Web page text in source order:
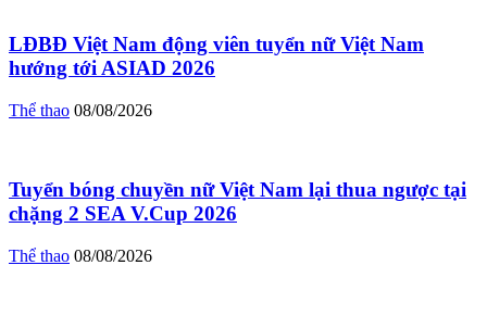
LĐBĐ Việt Nam động viên tuyển nữ Việt Nam
hướng tới ASIAD 2026
Thể thao 08/08/2026
Tuyển bóng chuyền nữ Việt Nam lại thua ngược tại
chặng 2 SEA V.Cup 2026
Thể thao 08/08/2026